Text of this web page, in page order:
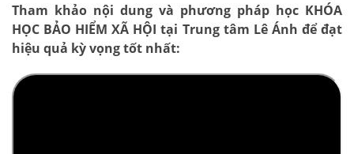
Tham khảo nội dung và phương pháp học KHÓA
HỌC BẢO HIỂM XÃ HỘI tại Trung tâm Lê Ánh để đạt
hiệu quả kỳ vọng tốt nhất: